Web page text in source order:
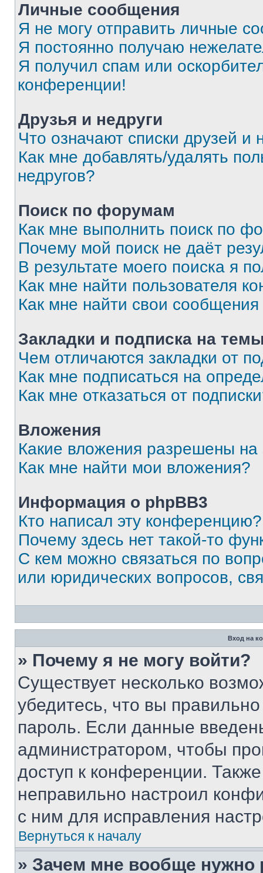
Личные сообщения
Я не могу отправить личные
Я постоянно получаю
Я получил спам или
конференции!
Друзья и недруги
Что означают списки друзей и
Как мне добавлять/удалять
недругов?
Поиск по форумам
Как мне выполнить поиск по
Почему мой поиск не даёт
В результате моего поиска я
Как мне найти пользователя
Как мне найти свои
Закладки и подписка на
Чем отличаются закладки от
Как мне подписаться на
Как мне отказаться от
Вложения
Какие вложения разрешены
Как мне найти мои вложения?
Информация о phpBB3
Кто написал эту конференцию?
Почему здесь нет такой-то
С кем можно связаться по
или юридических вопросов,
Вход на
» Почему я не могу войти?
Существует несколько
убедитесь, что вы
пароль. Если данные
администратором, чтобы
доступ к конференции.
неправильно настроил
с ним для исправления
Вернуться к началу
» Зачем мне вообще нужно